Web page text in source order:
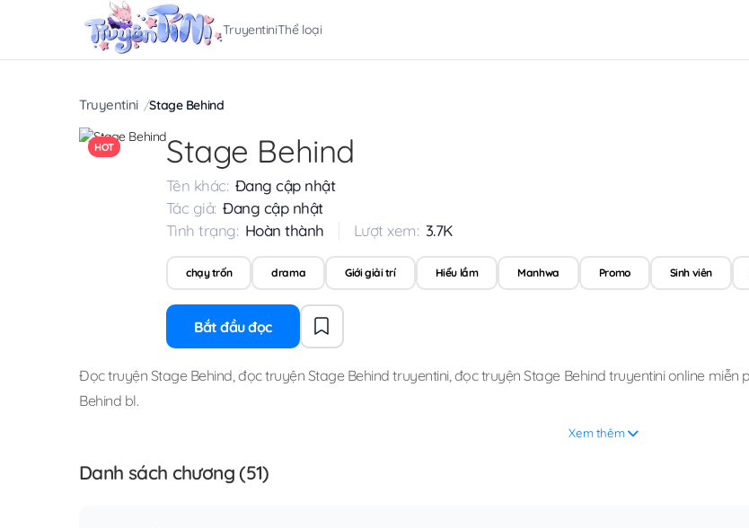
TruyentiniThể loại
Truyentini Stage Behind
HOT Stage Behind
Tên khác: Đang cập nhật
Tác giả: Đang cập nhật
Tình trạng: Hoàn thành Lượt xem: 3.7K
chạy trốn drama Giới giải trí Hiểu lầm Manhwa Promo Sinh viên
Bắt đầu đọc
Đọc truyện Stage Behind,đọc truyện Stage Behind truyentini,đọc truyện Stage Behind truyentini online miễn
Behind bl.
Xem thêm
Danh sách chương (51)